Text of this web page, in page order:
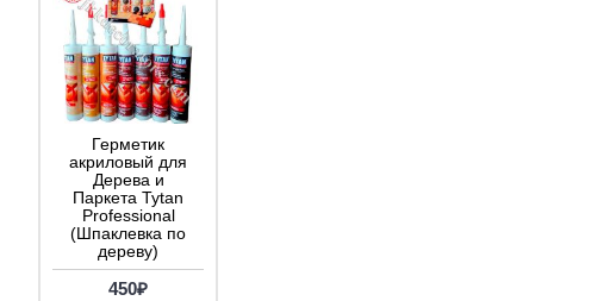
Герметик
акриловый для
Дерева и
Паркета Tytan
Professional
(Шпаклевка по
дереву)
450₽